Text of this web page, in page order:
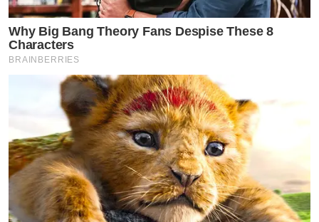
Why Big Bang Theory Fans Despise These 8
Characters
BRAINBERRIES